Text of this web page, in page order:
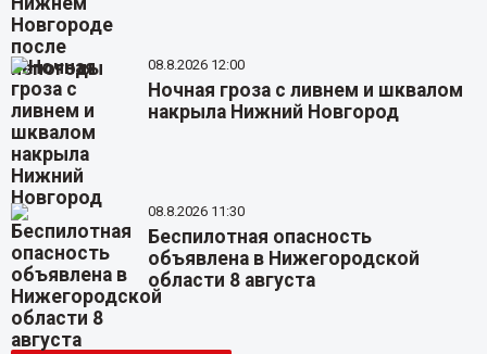
08.8.2026 12:00
Ночная гроза с ливнем и шквалом
накрыла Нижний Новгород
08.8.2026 11:30
Беспилотная опасность
объявлена в Нижегородской
области 8 августа